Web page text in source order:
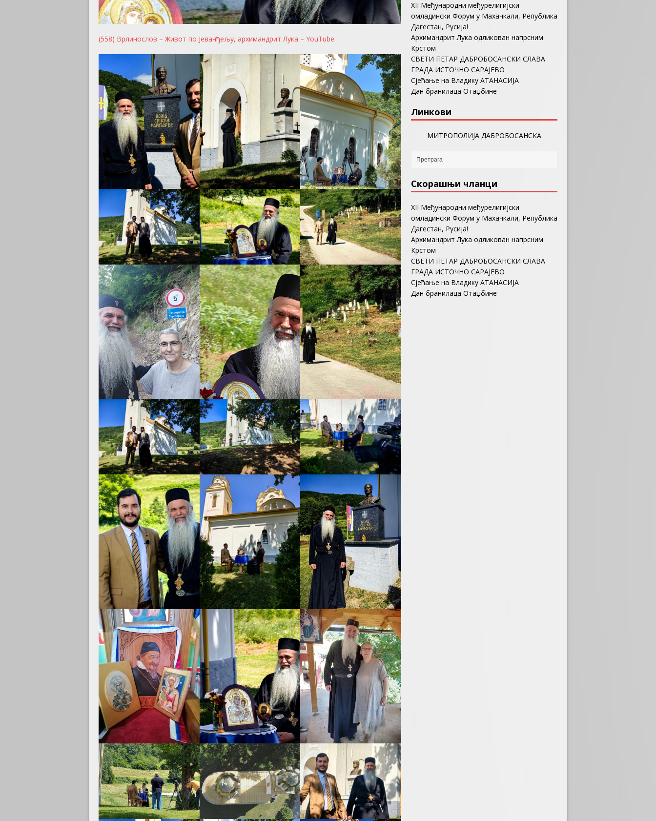
(558) Врлинослов – Живот по Јеванђељу, архимандрит Лука – YouTube
ХII Међународни међурелигијски
омладински Форум у Махачкали, Република
Дагестан, Русија!
Архимандрит Лука одликован напрсним
Крстом
СВЕТИ ПЕТАР ДАБРОБОСАНСКИ СЛАВА
ГРАДА ИСТОЧНО САРАЈЕВО
Сјећање на Владику АТАНАСИЈА
Дан бранилаца Отаџбине
Линкови
МИТРОПОЛИЈА ДАБРОБОСАНСКА
Скорашњи чланци
ХII Међународни међурелигијски
омладински Форум у Махачкали, Република
Дагестан, Русија!
Архимандрит Лука одликован напрсним
Крстом
СВЕТИ ПЕТАР ДАБРОБОСАНСКИ СЛАВА
ГРАДА ИСТОЧНО САРАЈЕВО
Сјећање на Владику АТАНАСИЈА
Дан бранилаца Отаџбине